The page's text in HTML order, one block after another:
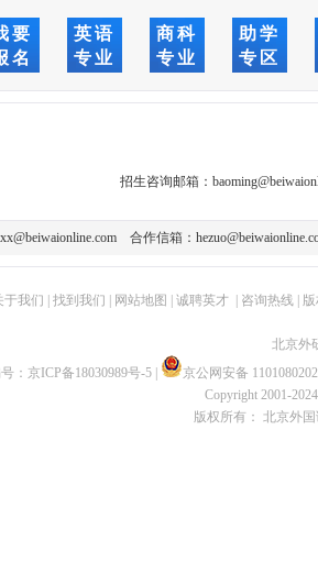
要
名
英语
专业
商科
专业
助学
专区
招生咨询邮箱：
合作信箱：
于我们 找到我们 网站地图 诚聘英才| 咨询热线|
北京外
： 京ICP备18030989号-5
京公网安备
Copyright 2001-
版权所有： 北京外